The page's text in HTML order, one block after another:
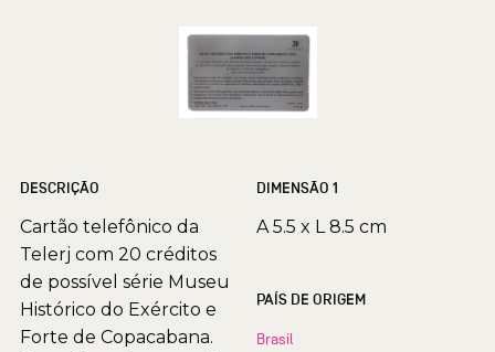
DESCRIÇÃO
Cartão telefônico da
Telerj com 20 créditos
de possível série Museu
Histórico do Exército e
Forte de Copacabana.
DIMENSÃO 1
A 5.5 x L 8.5 cm
PAÍS DE ORIGEM
Brasil